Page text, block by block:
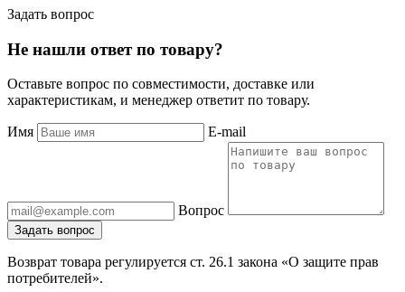
Задать вопрос
Не нашли ответ по товару?
Оставьте вопрос по совместимости, доставке или
характеристикам, и менеджер ответит по товару.
Имя E-mail
Вопрос
Задать вопрос
Возврат товара регулируется ст. 26.1 закона «О защите прав
потребителей».